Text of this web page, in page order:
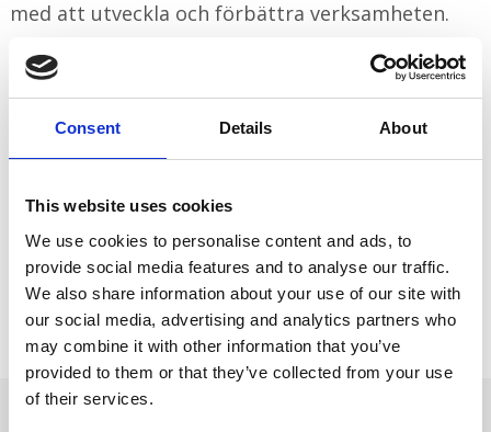
Consent Details About
This website uses cookies
We use cookies to personalise content and ads, to
provide social media features and to analyse our traffic.
We also share information about your use of our site with
our social media, advertising and analytics partners who
may combine it with other information that you’ve
provided to them or that they’ve collected from your use
of their services.
med att utveckla och förbättra verksamheten.
göranden, men för att lyckas i ditt uppdrag som
konkreta verktyg för hur du kan förbättra ditt,
medarbetarnas och verksamhetens arbete.